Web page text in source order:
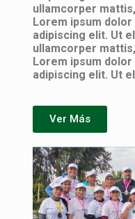
ullamcorper
Lorem ipsum
adipiscing elit. Ut
ullamcorper
Lorem ipsum
adipiscing elit. Ut
Ver Más